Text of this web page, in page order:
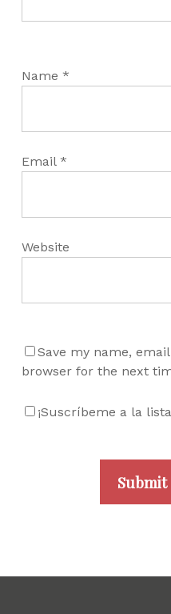
Name *
Email *
Website
Save my name,
browser for the next
¡Suscríbeme a la